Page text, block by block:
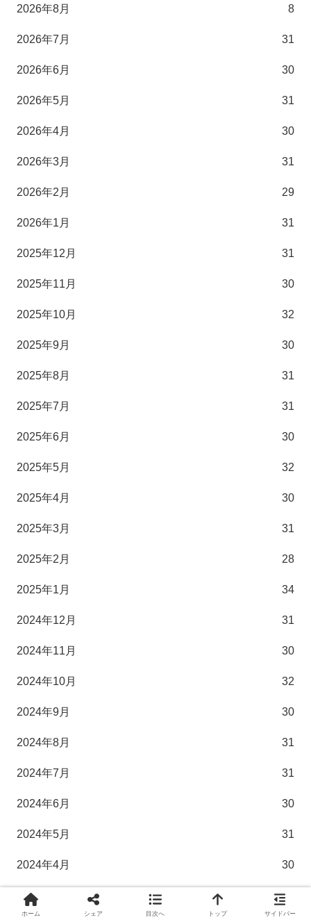
2026年8月 8
2026年7月 31
2026年6月 30
2026年5月 31
2026年4月 30
2026年3月 31
2026年2月 29
2026年1月 31
2025年12月 31
2025年11月 30
2025年10月 32
2025年9月 30
2025年8月 31
2025年7月 31
2025年6月 30
2025年5月 32
2025年4月 30
2025年3月 31
2025年2月 28
2025年1月 34
2024年12月 31
2024年11月 30
2024年10月 32
2024年9月 30
2024年8月 31
2024年7月 31
2024年6月 30
2024年5月 31
2024年4月 30
2024年3月 32
ホーム シェア 目次へ トップ サイドバー